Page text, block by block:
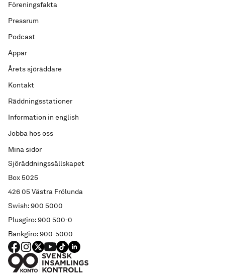
Sjöräddningssällskapet
Box 5025
426 05 Västra Frölunda
Swish: 900 5000
Plusgiro: 900 500-0
Bankgiro: 900-5000
Föreningsfakta
Pressrum
Podcast
Appar
Årets sjöräddare
Kontakt
Räddningsstationer
Information in english
Jobba hos oss
Mina sidor
FACEBOOK
Instagram
X YouTube
TIKTOKLINKED IN